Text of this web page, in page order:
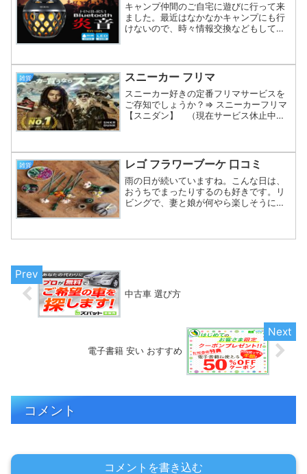
キャンプ仲間のご自宅に遊びに行って来
ました。最近はなかなかキャンプにも行
けないので、時々情報交換などもしてい
【炎音（えんおん）】とい...
雑貨 スニーカー フリマ
スニーカー好きの定番フリマサービスを
ご存知でしょうか？⇒ スニーカーフリマ
【スニダン】 （現在サービス休止中）
く「新品」なことで、...
雑貨 レゴ フラワーブーケ 口コミ
雨の日が続いていますね。こんな日は、
おうちでまったりするのも好きです。リ
ビングで、妻と娘が何やら楽しそうに作
中古車 選び方
電子書籍 安い おすすめ
コメント
コメントを書き込む